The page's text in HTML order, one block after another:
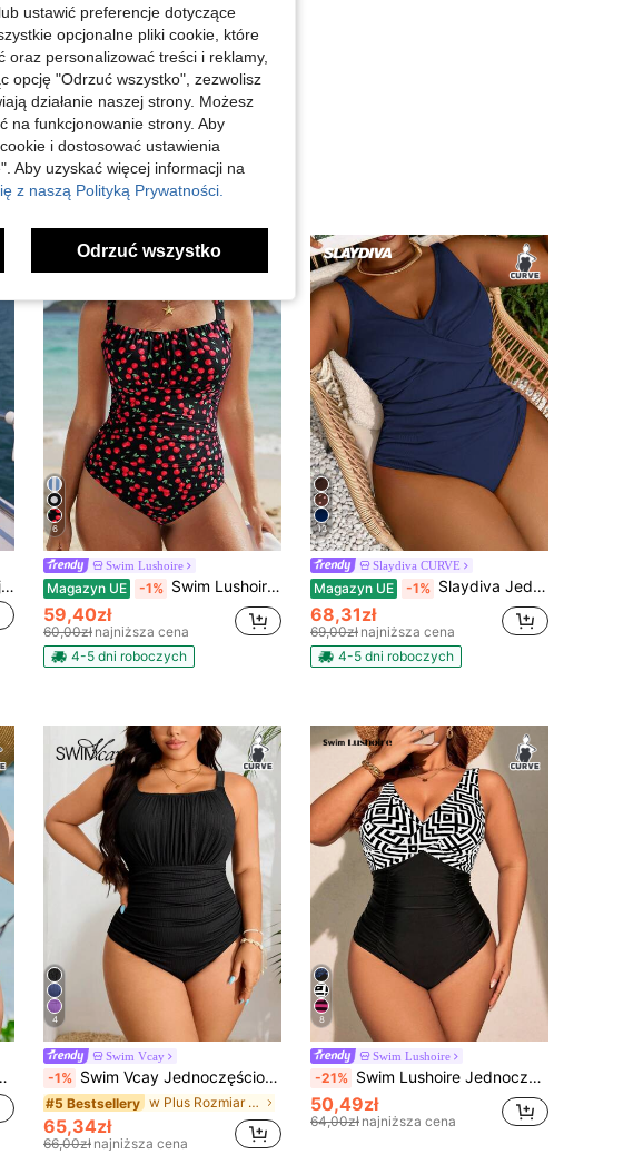
Slaydiva Jednoczęściowy strój kąpielowy plus size, wielokolorowy losowy wzór, prosty codzienny styl boho, letnia plażowa odzież wakacyjna dla kobiet
6
Swim Lushoire
Magazyn UE -1% Swim Lushoire 2026 Nowa Plus Size Uniwersalna Czarna Baza Wiśniowa Drukowana Kwadratowy Dekolt Regulowany Szeroki Pasek Mini Sukienka Plisowana z Przodu W Pasie Marszczonym Z Tyłu Wycięciem Na Dole, Prosta Modna Słodka Świeża Pochlebna Sukienka Na Wakacje Na Plażę Dla Kobiet
59,40zł
60,00zł najniższa cena
4-5 dni roboczych
13
Slaydiva CURVE
Magazyn UE -1% Slaydiva Jednoczęściowy kostium kąpielowy dla kobiet w dużych rozmiarach, jednokolorowy, wyszczuplający, modny, na co dzień, na wakacje, na plażę
68,31zł
69,00zł najniższa cena
4-5 dni roboczych
4
Swim Vcay
-1% Swim Vcay Jednoczęściowy kostium kąpielowy dla kobiet w dużych rozmiarach, specjalna miękka tkanina w jednolitym kolorze, odpowiedni na wakacje na plaży latem
#5 Bestsellery w Plus Rozmiar jednoczęściowych kostiumów kąpielow
65,34zł
66,00zł najniższa cena
8
Swim Lushoire
-21% Swim Lushoire Jednoczęściowy kostium kąpielowy dla kobiet w dużym rozmiarze, idealny na letnie wakacje na plaży, z nadrukiem w kratkę i wiązaniem krzyżowym
50,49zł
64,00zł najniższa cena
ustawić preferencje dotyczące
opcjonalne pliki cookie, które
personalizować treści i reklamy,
opcję "Odrzuć wszystko", zezwolisz
działanie naszej strony. Możesz
na funkcjonowanie strony. Aby
i dostosować ustawienia
Aby uzyskać więcej informacji na
z naszą Polityką Prywatności.
Odrzuć wszystko